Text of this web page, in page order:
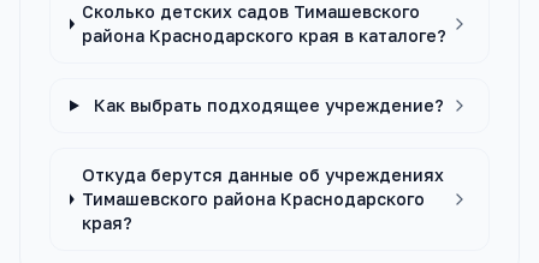
Сколько детских садов Тимашевского
района Краснодарского края в каталоге?
Как выбрать подходящее учреждение?
Откуда берутся данные об учреждениях
Тимашевского района Краснодарского
края?